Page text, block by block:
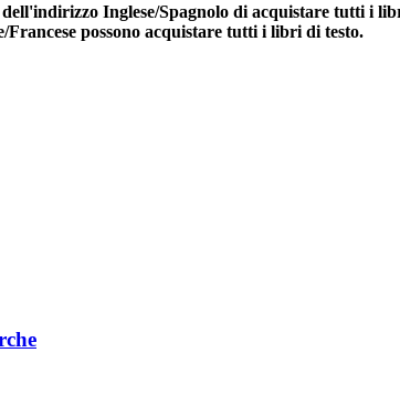
Inglese/Spagnolo di acquistare tutti i
possono acquistare tutti i libri di testo.